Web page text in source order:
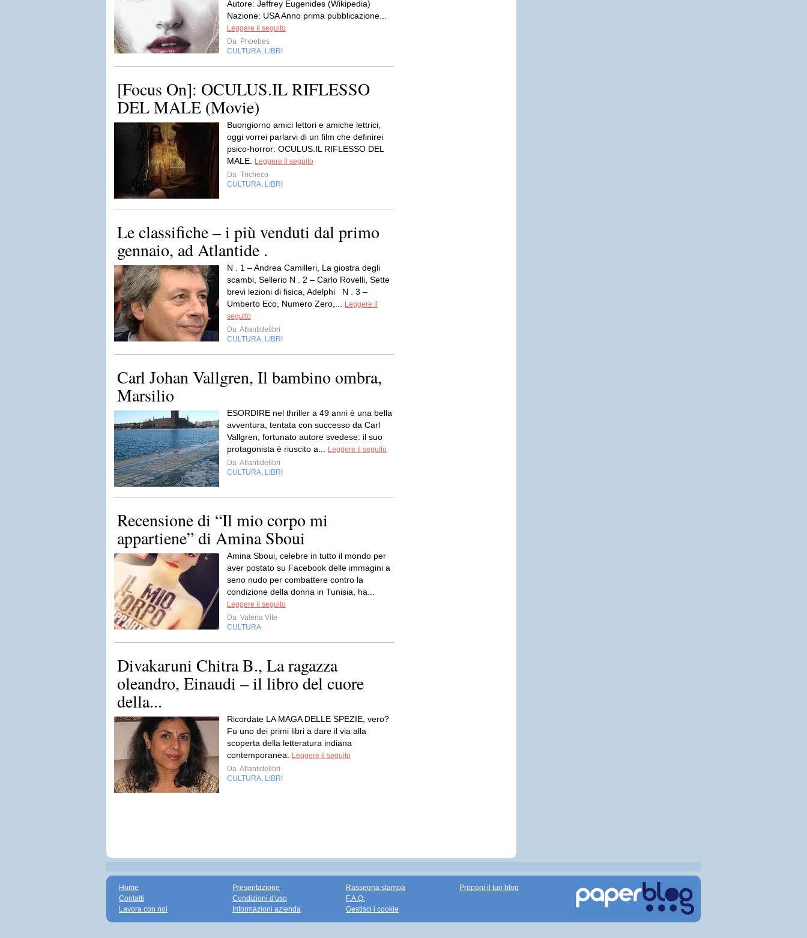
Autore: Jeffrey Eugenides (Wikipedia)
Nazione: USA Anno prima pubblicazione...
Leggere il seguito
Da Phoebes
CULTURA LIBRI
[Focus On]: OCULUS.IL RIFLESSO
DEL MALE (Movie)
Buongiorno amici lettori e amiche lettrici,
oggi vorrei parlarvi di un film che definirei
psico-horror: OCULUS.IL RIFLESSO DEL
MALE.
Leggere il seguito
Da Tricheco
CULTURA LIBRI
Le classifiche – i più venduti dal primo
gennaio, ad Atlantide .
N . 1 – Andrea Camilleri, La giostra degli
scambi, Sellerio N . 2 – Carlo Rovelli, Sette
brevi lezioni di fisica, Adelphi N . 3 –
Umberto Eco, Numero Zero,...
Leggere il
seguito
Da Atlantidelibri
CULTURA LIBRI
Carl Johan Vallgren, Il bambino ombra,
Marsilio
ESORDIRE nel thriller a 49 anni è una bella
avventura, tentata con successo da Carl
Vallgren, fortunato autore svedese: il suo
protagonista è riuscito a...
Leggere il seguito
Da Atlantidelibri
CULTURA LIBRI
Recensione di “Il mio corpo mi
appartiene” di Amina Sboui
Amina Sboui, celebre in tutto il mondo per
aver postato su Facebook delle immagini a
seno nudo per combattere contro la
condizione della donna in Tunisia, ha...
Leggere il seguito
Da Valeria Vite
CULTURA
Divakaruni Chitra B., La ragazza
oleandro, Einaudi – il libro del cuore
della...
Ricordate LA MAGA DELLE SPEZIE, vero?
Fu uno dei primi libri a dare il via alla
scoperta della letteratura indiana
contemporanea.
Leggere il seguito
Da Atlantidelibri
CULTURA LIBRI
Home
Contatti
Lavora con noi
Presentazione
Condizioni d'uso
Informazioni azienda
Rassegna stampa
F.A.Q.
Gestisci i cookie
Proponi il tuo blog